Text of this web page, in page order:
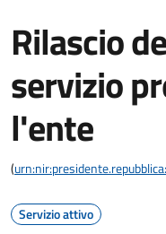
Rilascio
servizio
l'ente
(
Servizio attivo